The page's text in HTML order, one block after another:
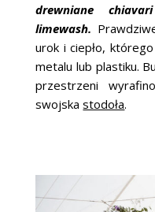
drewniane
limewash.
urok i ciepło,
metalu lub plastiku.
przestrzeni
swojskastodoła.